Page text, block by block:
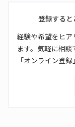
登録する
経験や希望をヒ
ます。気軽に相
「オンライン登録